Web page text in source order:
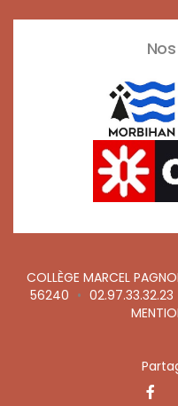
COLLÈGE MARCEL
56240 • 02.97.33.32.23